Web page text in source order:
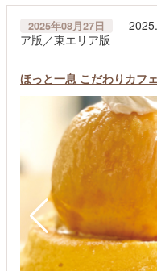
2025年08月27日
ア版／東エリア版
ほっと一息 こだわりカフ